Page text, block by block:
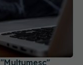
psihologilor